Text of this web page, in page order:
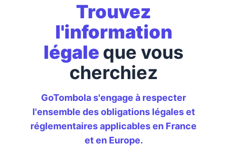
Trouvez
l'information
légale que vous
cherchiez
GoTombola s'engage à respecter
l'ensemble des obligations légales et
réglementaires applicables en France
et en Europe.